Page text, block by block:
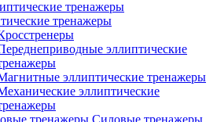
тренажеры
эллиптические
эллиптические тренажеры
эллиптические
Силовые тренажеры